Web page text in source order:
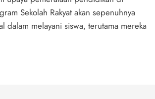
Sekolah Rakyat akan sepenuhnya
dalam melayani siswa, terutama mereka